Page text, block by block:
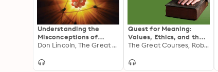
Understanding the
Misconceptions of
Science
Don Lincoln, The Great Courses
Quest for Meaning:
Values, Ethics, and the
Modern Experience
The Great Courses, Robert H. Kane